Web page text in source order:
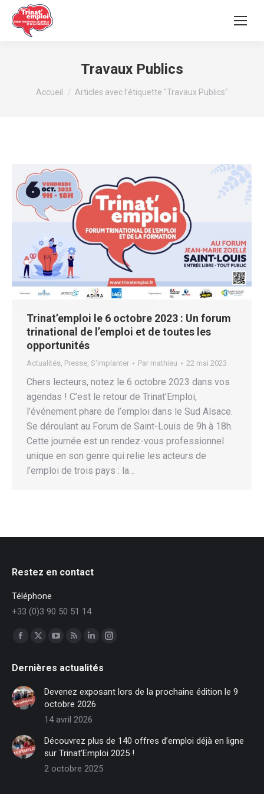
Travaux Publics
Vous êtes ici :
Accueil Articles avec l’étiquette "Travaux Publics"
Trinat’emploi le 6 octobre 2023 : Un forum
trinational de l’emploi et de toutes les
opportunités
Actualités, Presse, S'implanter Par mathieu 22 mai 2023
Chers lecteurs, notez le 6 octobre 2023 dans vos
agendas ! C’est le retour de Trinat’Emploi,
l’événement phare de l’emploi dans le Sud Alsace.
Se déroulant au Forum de Saint-Louis de 9h à 18h.
Cette journée est un rendez-vous professionnel
unique en son genre qui relie les acteurs de
l’emploi de trois pays : la…
Restez en contact
Téléphone
+33 (0)3 90 50 51 14
Trouvez nous sur :
Facebook
opens
in
new
window
X
opens
new
window
opens
in
new
window
opens
in
new
window
LinkedIn
opens
in
new
window
Instagram
in
Dernières actualités
Devenez exposant lors de la prochaine édition le 9
octobre 2026
14 avril 2026
Découvrez plus de 140 offres d’emploi déjà en ligne
sur Trinat’Emploi 2025 !
2 octobre 2025